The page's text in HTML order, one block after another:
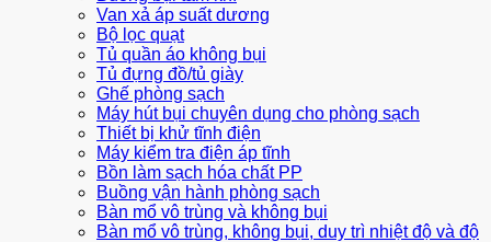
Van xả áp suất dương
Bộ lọc quạt
Tủ quần áo không bụi
Tủ đựng đồ/tủ giày
Ghế phòng sạch
Máy hút bụi chuyên dụng cho phòng sạch
Thiết bị khử tĩnh điện
Máy kiểm tra điện áp tĩnh
Bồn làm sạch hóa chất PP
Buồng vận hành phòng sạch
Bàn mổ vô trùng và không bụi
Bàn mổ vô trùng, không bụi, duy trì nhiệt độ và độ